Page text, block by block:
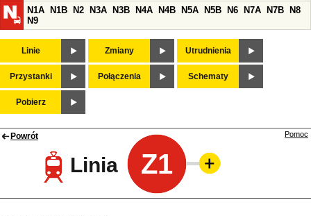
N1A
N1B N2 N3A N3B N4A N4B N5A N5B N6 N7A N7B
N8
N9
Linie Zmiany Utrudnienia
Przystanki Połączenia Schematy
Pobierz
Powrót
Linia Z1
Pomoc